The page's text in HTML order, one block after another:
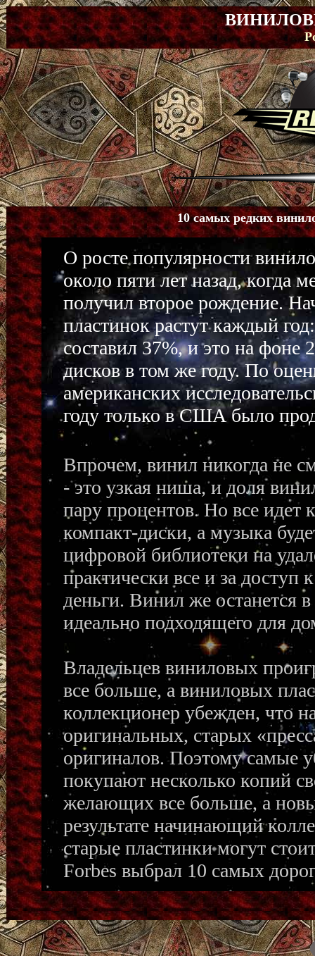
10 самых редких
О росте популярности
около пяти лет назад, когда
получил второе рождение.
пластинок растут каждый
составил 37%, и это на фоне
дисков в том же году. По
американских
году только в США было
Впрочем, винил никогда не
- это узкая ниша, и доля
пару процентов. Но все идет
компакт-диски, а музыка
цифровой библиотеки на
практически все и за
деньги. Винил же останется
идеально подходящего для
Владельцев виниловых
все больше, а виниловых
коллекционер убежден, что
оригинальных, старых
оригиналов. Поэтому самые
покупают несколько копий
желающих все больше, а
результате начинающий
старые пластинки могут
Forbes выбрал 10 самых